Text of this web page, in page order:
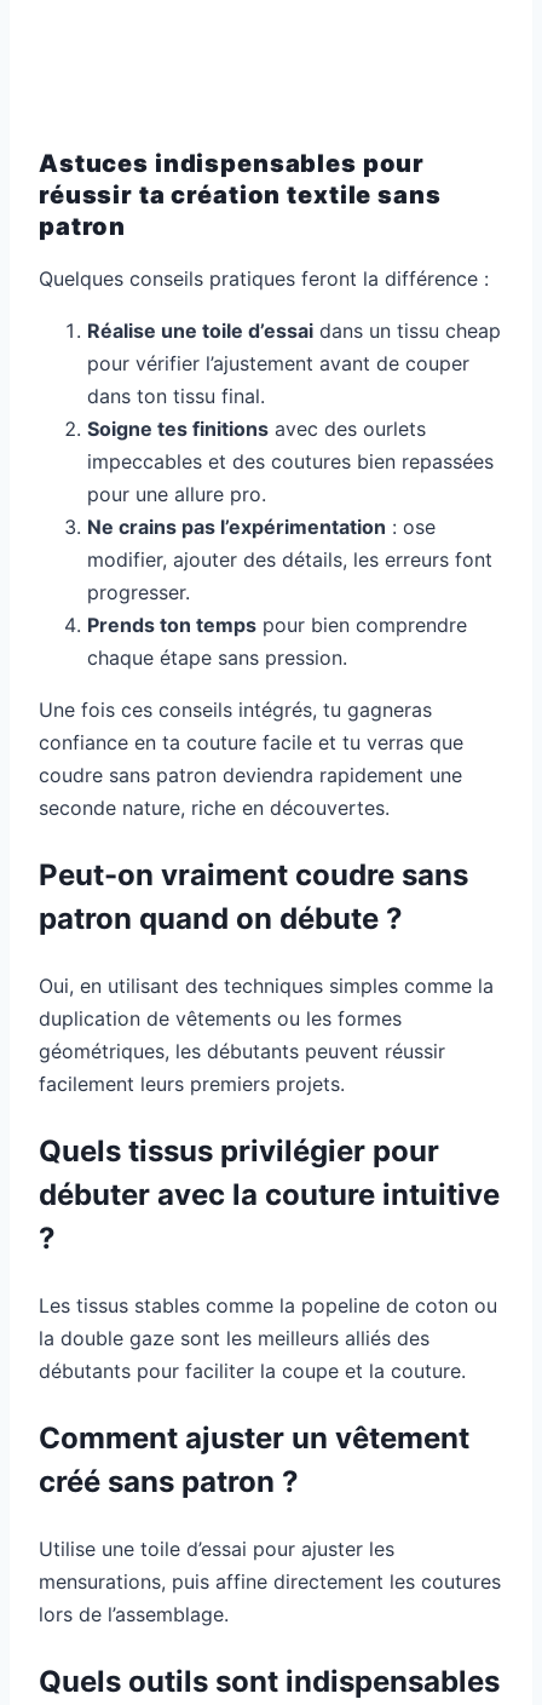
Astuces indispensables pour
réussir ta création textile sans
patron
Quelques conseils pratiques feront la différence :
Réalise une toile d’essai dans un tissu cheap
pour vérifier l’ajustement avant de couper
dans ton tissu final.
Soigne tes finitions avec des ourlets
impeccables et des coutures bien repassées
pour une allure pro.
Ne crains pas l’expérimentation : ose
modifier, ajouter des détails, les erreurs font
progresser.
Prends ton temps pour bien comprendre
chaque étape sans pression.
Une fois ces conseils intégrés, tu gagneras
confiance en ta couture facile et tu verras que
coudre sans patron deviendra rapidement une
seconde nature, riche en découvertes.
Peut-on vraiment coudre sans
patron quand on débute ?
Oui, en utilisant des techniques simples comme la
duplication de vêtements ou les formes
géométriques, les débutants peuvent réussir
facilement leurs premiers projets.
Quels tissus privilégier pour
débuter avec la couture intuitive
?
Les tissus stables comme la popeline de coton ou
la double gaze sont les meilleurs alliés des
débutants pour faciliter la coupe et la couture.
Comment ajuster un vêtement
créé sans patron ?
Utilise une toile d’essai pour ajuster les
mensurations, puis affine directement les coutures
lors de l’assemblage.
Quels outils sont indispensables